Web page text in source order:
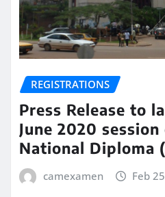
REGISTRATIONS
Press Release to
June 2020
National Diploma
camexamen Feb